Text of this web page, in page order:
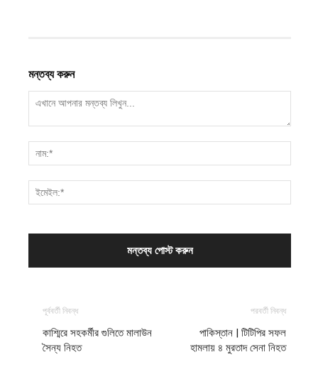
মন্তব্য করুন
পূর্ববর্তী নিবন্ধ
কাশ্মিরে সহকর্মীর গুলিতে মালাউন
সৈন্য নিহত
পরবর্তী নিবন্ধ
পাকিস্তান | টিটিপির সফল
হামলায় ৪ মুরতাদ সেনা নিহত